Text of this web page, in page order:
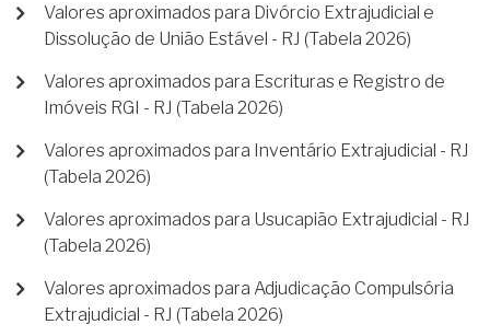
Valores aproximados para Divórcio Extrajudicial e
Dissolução de União Estável - RJ (Tabela 2026)
Valores aproximados para Escrituras e Registro de
Imóveis RGI - RJ (Tabela 2026)
Valores aproximados para Inventário Extrajudicial - RJ
(Tabela 2026)
Valores aproximados para Usucapião Extrajudicial - RJ
(Tabela 2026)
Valores aproximados para Adjudicação Compulsória
Extrajudicial - RJ (Tabela 2026)